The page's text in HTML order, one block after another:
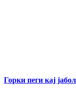
Горки пеги кај